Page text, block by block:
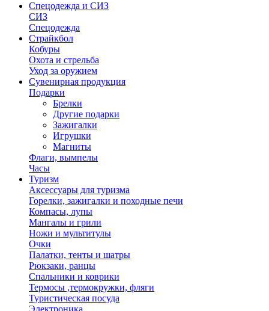
Спецодежда и СИЗ
СИЗ
Спецодежда
Страйкбол
Кобуры
Охота и стрельба
Уход за оружием
Сувенирная продукция
Подарки
Брелки
Другие подарки
Зажигалки
Игрушки
Магниты
Флаги, вымпелы
Часы
Туризм
Аксессуары для туризма
Горелки, зажигалки и походные печи
Компасы, лупы
Мангалы и грили
Ножи и мультитулы
Очки
Палатки, тенты и шатры
Рюкзаки, ранцы
Спальники и коврики
Термосы ,термокружки, фляги
Туристическая посуда
Электроника